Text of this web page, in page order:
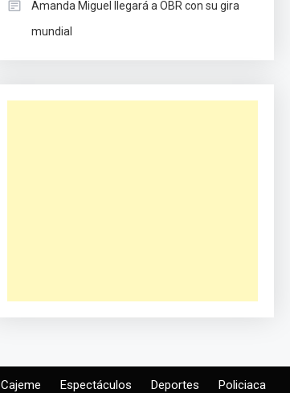
Amanda Miguel llegará a OBR con su gira
mundial
Cajeme Espectáculos Deportes Policiaca